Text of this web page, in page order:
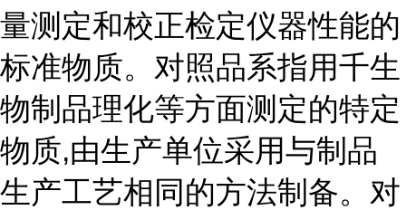
量测定和校正检定仪器性能的
标准物质。对照品系指用千生
物制品理化等方面测定的特定
物质,由生产单位采用与制品
生产工艺相同的方法制备。对